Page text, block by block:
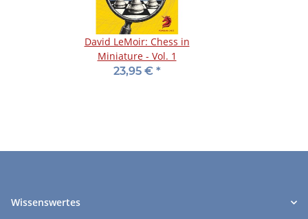
David LeMoir: Chess in
Miniature - Vol. 1
23,95 € *
Wissenswertes